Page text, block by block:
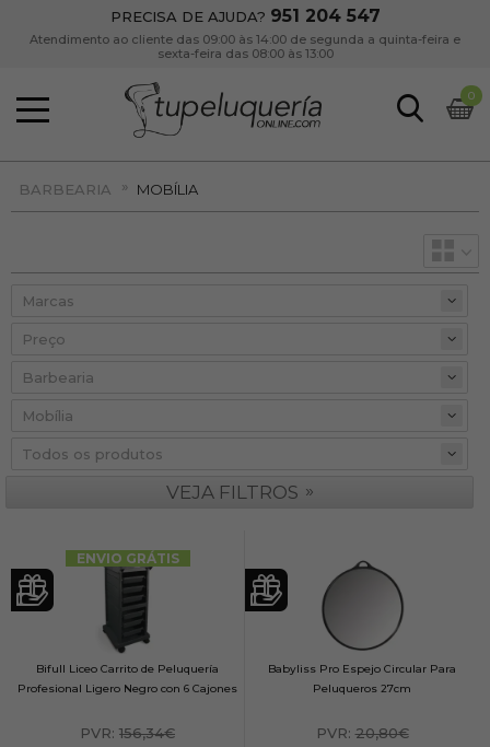
PRECISA DE AJUDA? 951 204 547
Atendimento ao cliente das 09:00 às 14:00 de segunda a quinta-feira e
sexta-feira das 08:00 às 13:00
0
BARBEARIA » MOBÍLIA
Preço
VEJA FILTROS »
ENVIO GRÁTIS
Bifull Liceo Carrito de Peluquería
Profesional Ligero Negro con 6 Cajones
PVR: 156,34€
Babyliss Pro Espejo Circular Para
Peluqueros 27cm
PVR:20,80€